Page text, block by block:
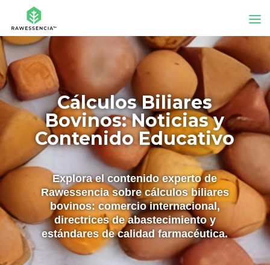
Cálculos Biliares
Bovinos: Noticias y
Contenido Educativo
Explora el contenido experto de
Rawessencia sobre cálculos biliares
bovinos: comercio internacional,
directrices de abastecimiento y
estándares de calidad farmacéutica.